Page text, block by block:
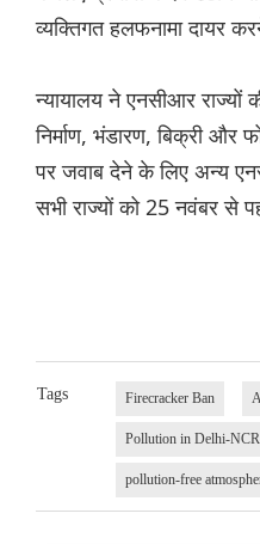
व्यक्तिगत हलफनामा दायर
न्यायालय ने एनसीआर राज्यों
निर्माण, भंडारण, बिक्री और
पर जवाब देने के लिए अन्य
सभी राज्यों को 25 नवंबर से
Tags Firecracker Ban
Pollution in Delhi-NCR
pollution-free